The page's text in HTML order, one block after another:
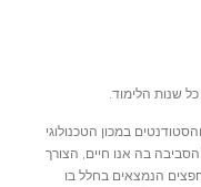
במכון הטכנולוגי
בה אנו חיים, הצורך
הנמצאים בחלל בו